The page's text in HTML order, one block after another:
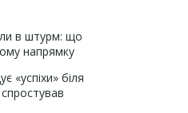
в штурм: що
напрямку
«успіхи» біля